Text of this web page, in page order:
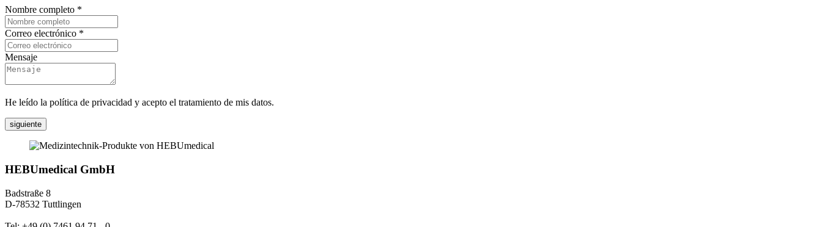
Nombre completo *
Correo electrónico *
Mensaje
He leído la política de privacidad y acepto el tratamiento de mis datos.
siguiente
HEBUmedical GmbH
Badstraße 8
D-78532 Tuttlingen